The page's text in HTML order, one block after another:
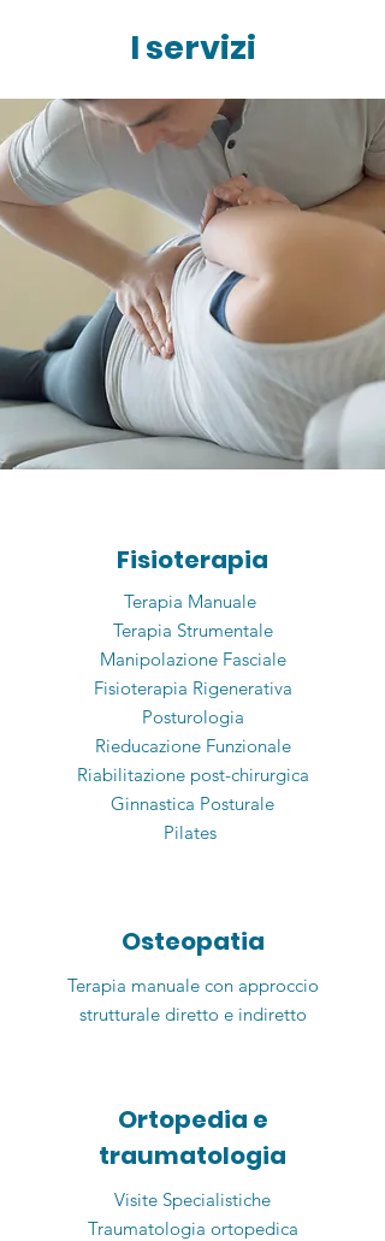
I servizi
Fisioterapia
Terapia Manuale
Terapia Strumentale
Manipolazione Fasciale
Fisioterapia Rigenerativa
Posturologia
Rieducazione Funzionale
Riabilitazione post-chirurgica
Ginnastica Posturale
Pilates
Osteopatia
Terapia manuale con approccio
strutturale diretto e indiretto
Ortopedia e
traumatologia
Visite Specialistiche
Traumatologia ortopedica